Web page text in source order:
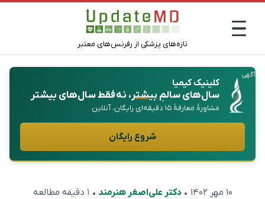
تازه‌های پزشکی از رفرنس‌های معتبر
آگهی
کلینیک کیمیا
سال‌های سالمِبیشتر، نه فقط سال‌های بیشتر
مشاورهٔ معارفهٔ ۱۵ دقیقه‌ای رایگان، آنلاین
شروع رایگان
۱۰ مهر ۱۴۰۲ •دکتر علی‌اصغر هنرمند • ۱ دقیقه مطالعه